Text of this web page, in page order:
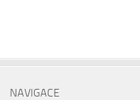
NAVIGACE